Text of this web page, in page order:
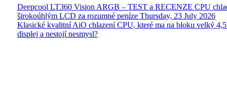
Deepcool LT360 Vision ARGB – TEST a RECENZE CPU
širokoúhlým LCD za rozumné peníze Thursday, 23 July 2026
Klasické kvalitní AiO chlazení CPU, které ma na bloku velký
displej a nestojí nesmysl?